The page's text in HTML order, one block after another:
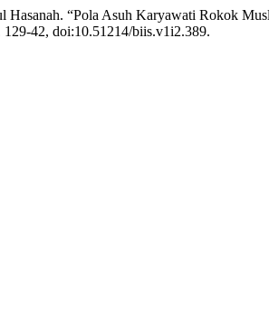
Hasanah. “Pola Asuh Karyawati Rokok
42, doi:10.51214/biis.v1i2.389.